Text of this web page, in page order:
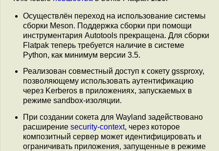
Осуществлён переход на использование системы
сборки Meson. Поддержка сборки при помощи
инструментария Autotools прекращена. Для сборки
Flatpak теперь требуется наличие в системе
Python, как минимум версии 3.5.
Реализован совместный доступ к сокету gssproxy,
позволяющему использовать аутентификацию
через Kerberos в приложениях, запускаемых в
режиме sandbox-изоляции.
При создании сокета для Wayland задействовано
расширение security-context, через которое
композитный сервер может идентифицировать и
ограничивать приложения, запущенные в режиме